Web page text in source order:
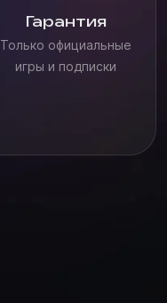
Гарантия
Только официальные
игры и подписки